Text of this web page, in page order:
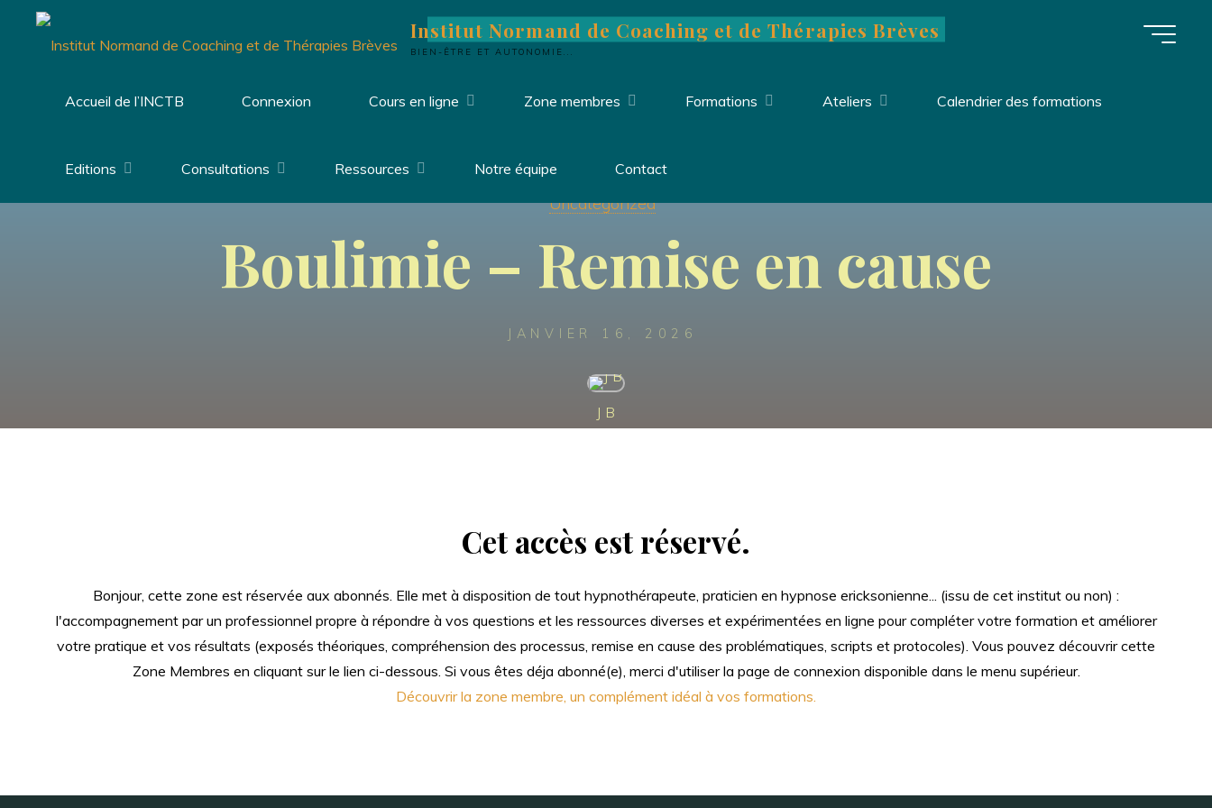
Institut Normand de Coaching et de Thérapies Brèves
BIEN-ÊTRE ET AUTONOMIE...
Accueil de l’INCTB Connexion Cours en ligne Zone membres Formations Ateliers Calendrier des formations
Editions Consultations Ressources Notre équipe Contact
Uncategorized
Boulimie – Remise en cause
JANVIER 16, 2026
J B
Cet accès est réservé.
Bonjour, cette zone est réservée aux abonnés. Elle met à disposition de tout hypnothérapeute, praticien en hypnose ericksonienne... (issu de cet institut ou non) :
l'accompagnement par un professionnel propre à répondre à vos questions et les ressources diverses et expérimentées en ligne pour compléter votre formation et améliorer
votre pratique et vos résultats (exposés théoriques, compréhension des processus, remise en cause des problématiques, scripts et protocoles). Vous pouvez découvrir cette
Zone Membres en cliquant sur le lien ci-dessous. Si vous êtes déja abonné(e), merci d'utiliser la page de connexion disponible dans le menu supérieur.
Découvrir la zone membre, un complément idéal à vos formations.